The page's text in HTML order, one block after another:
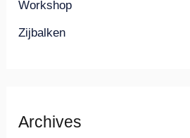
Workshop
Zijbalken
Archives